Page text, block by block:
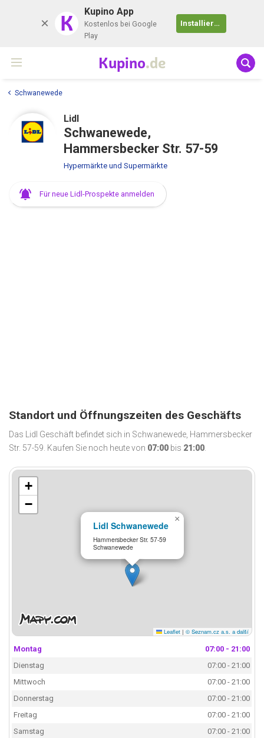
K Kupino App
Kostenlos bei Google
Play
Installieren
Kupino.de
Schwanewede
Lidl
Schwanewede,
Hammersbecker Str. 57-59
Hypermärkte und Supermärkte
Für neue Lidl-Prospekte anmelden
Standort und Öffnungszeiten des Geschäfts
Das Lidl Geschäft befindet sich in Schwanewede, Hammersbecker
Str. 57-59. Kaufen Sie noch heute von 07:00 bis 21:00.
Lidl Schwanewede
Hammersbecker Str. 57-59
Schwanewede
×
+
−
Leaflet | © Seznam.cz a.s. a další
Montag
07:00 - 21:00
Dienstag
07:00 - 21:00
Mittwoch
07:00 - 21:00
Donnerstag
07:00 - 21:00
Freitag
07:00 - 21:00
Samstag
07:00 - 21:00